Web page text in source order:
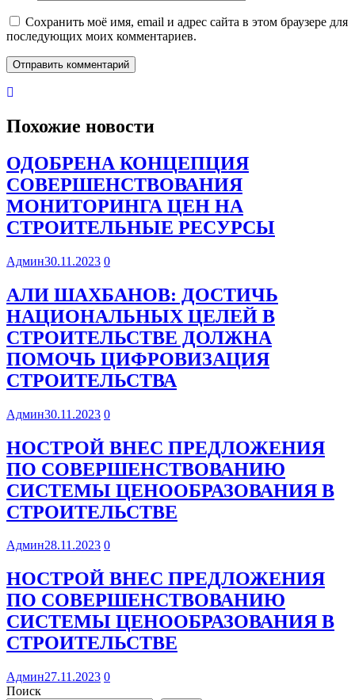
Сохранить моё имя, email и адрес сайта в этом браузере для
последующих моих комментариев.
Похожие новости
ОДОБРЕНА КОНЦЕПЦИЯ
СОВЕРШЕНСТВОВАНИЯ
МОНИТОРИНГА ЦЕН НА
СТРОИТЕЛЬНЫЕ РЕСУРСЫ
Админ30.11.2023 0
АЛИ ШАХБАНОВ: ДОСТИЧЬ
НАЦИОНАЛЬНЫХ ЦЕЛЕЙ В
СТРОИТЕЛЬСТВЕ ДОЛЖНА
ПОМОЧЬ ЦИФРОВИЗАЦИЯ
СТРОИТЕЛЬСТВА
Админ30.11.2023 0
НОСТРОЙ ВНЕС ПРЕДЛОЖЕНИЯ
ПО СОВЕРШЕНСТВОВАНИЮ
СИСТЕМЫ ЦЕНООБРАЗОВАНИЯ В
СТРОИТЕЛЬСТВЕ
Админ28.11.2023 0
НОСТРОЙ ВНЕС ПРЕДЛОЖЕНИЯ
ПО СОВЕРШЕНСТВОВАНИЮ
СИСТЕМЫ ЦЕНООБРАЗОВАНИЯ В
СТРОИТЕЛЬСТВЕ
Админ27.11.2023 0
Поиск